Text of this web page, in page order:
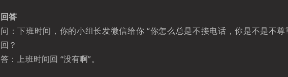
回答
问：下班时间，你的小组长发微信给你 “你怎么总是不接电话，你是不是不尊
回？
答：上班时间回 “没有啊”。